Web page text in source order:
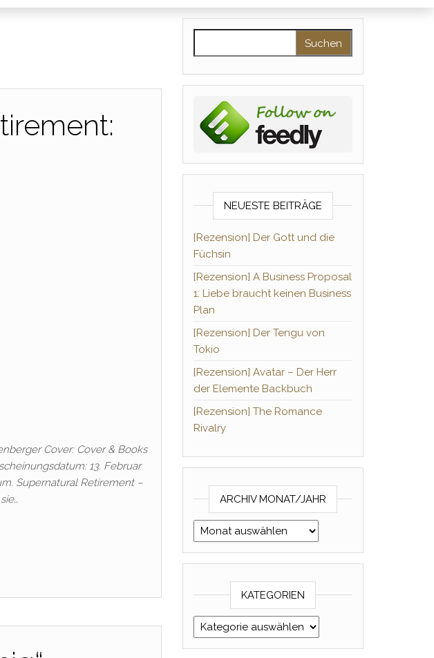
Cover: Cover & Books
13. Februar
Supernatural Retirement –
NEUESTE BEITRÄGE
[Rezension] Der Gott und die
Füchsin
[Rezension] A Business Proposal
1: Liebe braucht keinen Business
Plan
[Rezension] Der Tengu von
Tokio
[Rezension] Avatar – Der Herr
der Elemente Backbuch
[Rezension] The Romance
Rivalry
ARCHIV MONAT/JAHR
Archiv Monat/Jahr
KATEGORIEN
Kategorien